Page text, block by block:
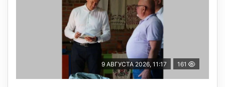
9 АВГУСТА 2026, 11:17 161